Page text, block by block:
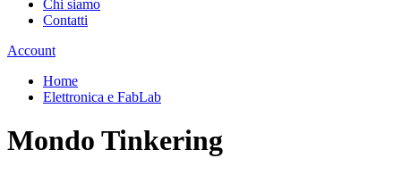
Chi siamo
Contatti
Account
Home
Elettronica e FabLab
Mondo Tinkering